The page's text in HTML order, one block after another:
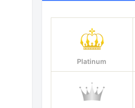
Platinum